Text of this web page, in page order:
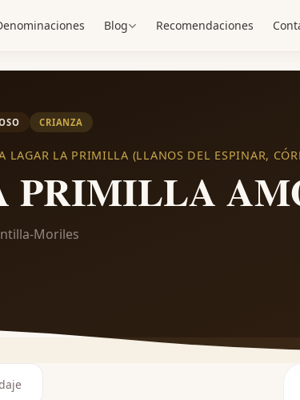
Blog Recomendaciones
CRIANZA
LAGAR LA PRIMILLA (LLANOS DEL ESPINAR,
PRIMILLA
Moriles